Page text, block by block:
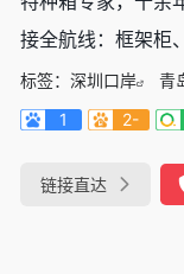
接全航线：框架柜
标签： 深圳口岸 青
1
2-
链接直达